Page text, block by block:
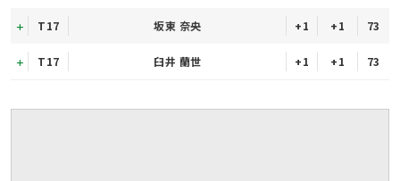
T17 坂東 奈央 +1 +1 73
T17 臼井 蘭世 +1 +1 73